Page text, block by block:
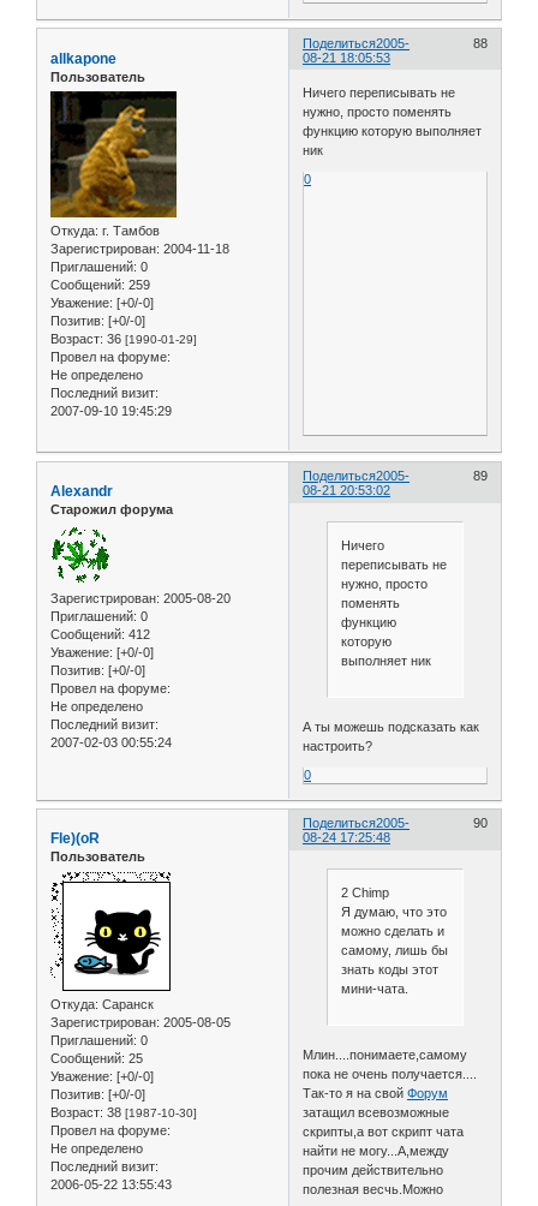
Поделиться 88
2005-
08-21 18:05:53
allkapone
Пользователь
Откуда: г. Тамбов
Зарегистрирован: 2004-11-18
Приглашений: 0
Сообщений: 259
Уважение: [+0/-0]
Позитив: [+0/-0]
Возраст: 36 [1990-01-29]
Провел на форуме:
Не определено
Последний визит:
2007-09-10 19:45:29
Ничего переписывать не
нужно, просто поменять
функцию которую выполняет
ник
0
Поделиться 89
2005-
08-21 20:53:02
Alexandr
Старожил форума
Зарегистрирован: 2005-08-20
Приглашений: 0
Сообщений: 412
Уважение: [+0/-0]
Позитив: [+0/-0]
Провел на форуме:
Не определено
Последний визит:
2007-02-03 00:55:24
Ничего
переписывать не
нужно, просто
поменять
функцию
которую
выполняет ник
А ты можешь подсказать как
настроить?
0
Поделиться 90
2005-
08-24 17:25:48
Fle)(oR
Пользователь
Откуда: Саранск
Зарегистрирован: 2005-08-05
Приглашений: 0
Сообщений: 25
Уважение: [+0/-0]
Позитив: [+0/-0]
Возраст: 38 [1987-10-30]
Провел на форуме:
Не определено
Последний визит:
2006-05-22 13:55:43
2 Chimp
Я думаю, что это
можно сделать и
самому, лишь бы
знать коды этот
мини-чата.
Млин....понимаете,самому
пока не очень получается....
Так-то я на свойФорум
затащил всевозможные
скрипты,а вот скрипт чата
найти не могу...А,между
прочим действительно
полезная весчь.Можно